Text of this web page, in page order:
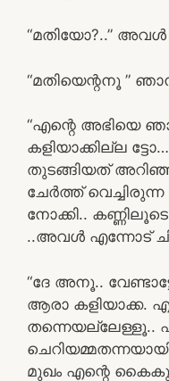
“മതിയോ?..”
“മതിയെന്റനൂ ”
“എന്റെ അഭിയെ
കളിയാക്കില്ല
തുടങ്ങിയത്
ചേർത്ത്
നോക്കി..
..അവൾ എന്നോട്
“ദേ അനൂ..
ആരാ കളിയാക്ക.
തന്നെയല്ലേള്ളൂ..
മുഖം എന്റെ